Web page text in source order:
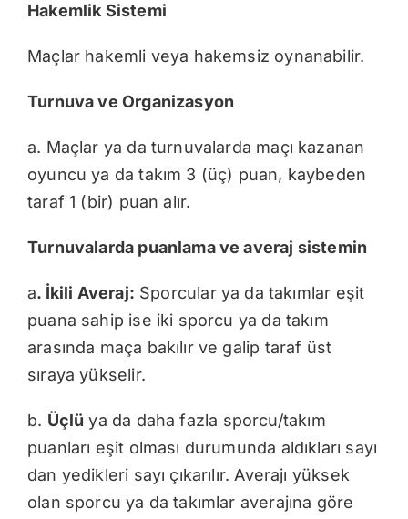
Hakemlik Sistemi
Maçlar hakemli veya hakemsiz oynanabilir.
Turnuva ve Organizasyon
a. Maçlar ya da turnuvalarda maçı kazanan
oyuncu ya da takım 3 (üç) puan, kaybeden
taraf 1 (bir) puan alır.
Turnuvalarda puanlama ve averaj sistemin
a. İkili Averaj: Sporcular ya da takımlar eşit
puana sahip ise iki sporcu ya da takım
arasında maça bakılır ve galip taraf üst
sıraya yükselir.
b. Üçlü ya da daha fazla sporcu/takım
puanları eşit olması durumunda aldıkları sayı
dan yedikleri sayı çıkarılır. Averajı yüksek
olan sporcu ya da takımlar averajına göre